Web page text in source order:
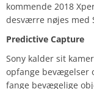
kommende 2018
desværre nøjes med
Predictive Capture
Sony kalder sit
opfange bevægelser
fange bevægelige